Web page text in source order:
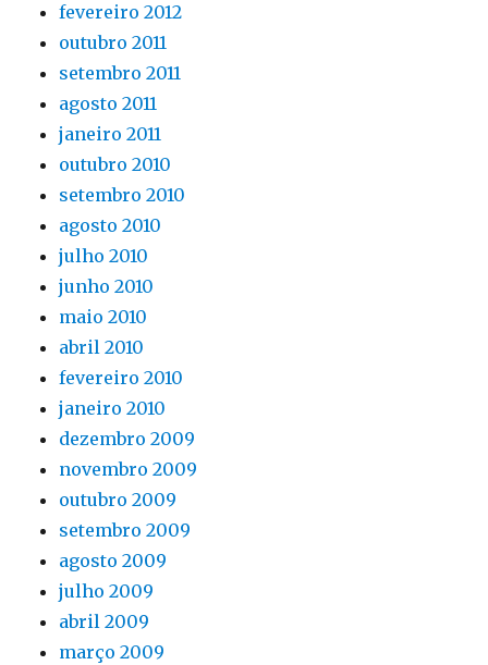
fevereiro 2012
outubro 2011
setembro 2011
agosto 2011
janeiro 2011
outubro 2010
setembro 2010
agosto 2010
julho 2010
junho 2010
maio 2010
abril 2010
fevereiro 2010
janeiro 2010
dezembro 2009
novembro 2009
outubro 2009
setembro 2009
agosto 2009
julho 2009
abril 2009
março 2009